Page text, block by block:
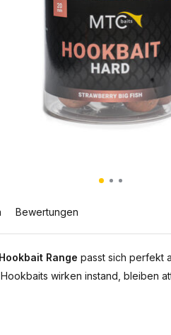
Bewertungen
Range passt sich perfekt
wirken instand, bleiben